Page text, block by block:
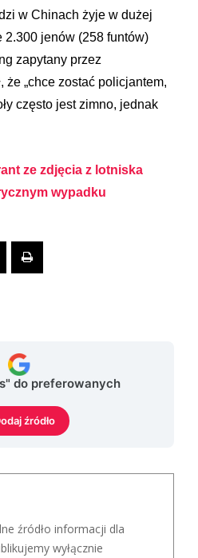
w Chinach żyje w dużej
2.300 jenów (258 funtów)
zapytany przez
że „chce zostać policjantem,
często jest zimno, jednak
ze zdjęcia z lotniska
wypadku
do preferowanych
źródło
źródło informacji dla
wyłącznie